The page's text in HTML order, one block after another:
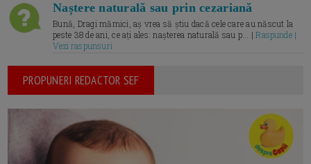
Naștere naturală sau prin cezariană
Bună, Dragi mămici, aș vrea să știu dacă cele care au născut la
peste 38 de ani, ce ați ales: nașterea naturală sau p... |Raspunde |
Vezi raspunsuri
PROPUNERI REDACTOR SEF